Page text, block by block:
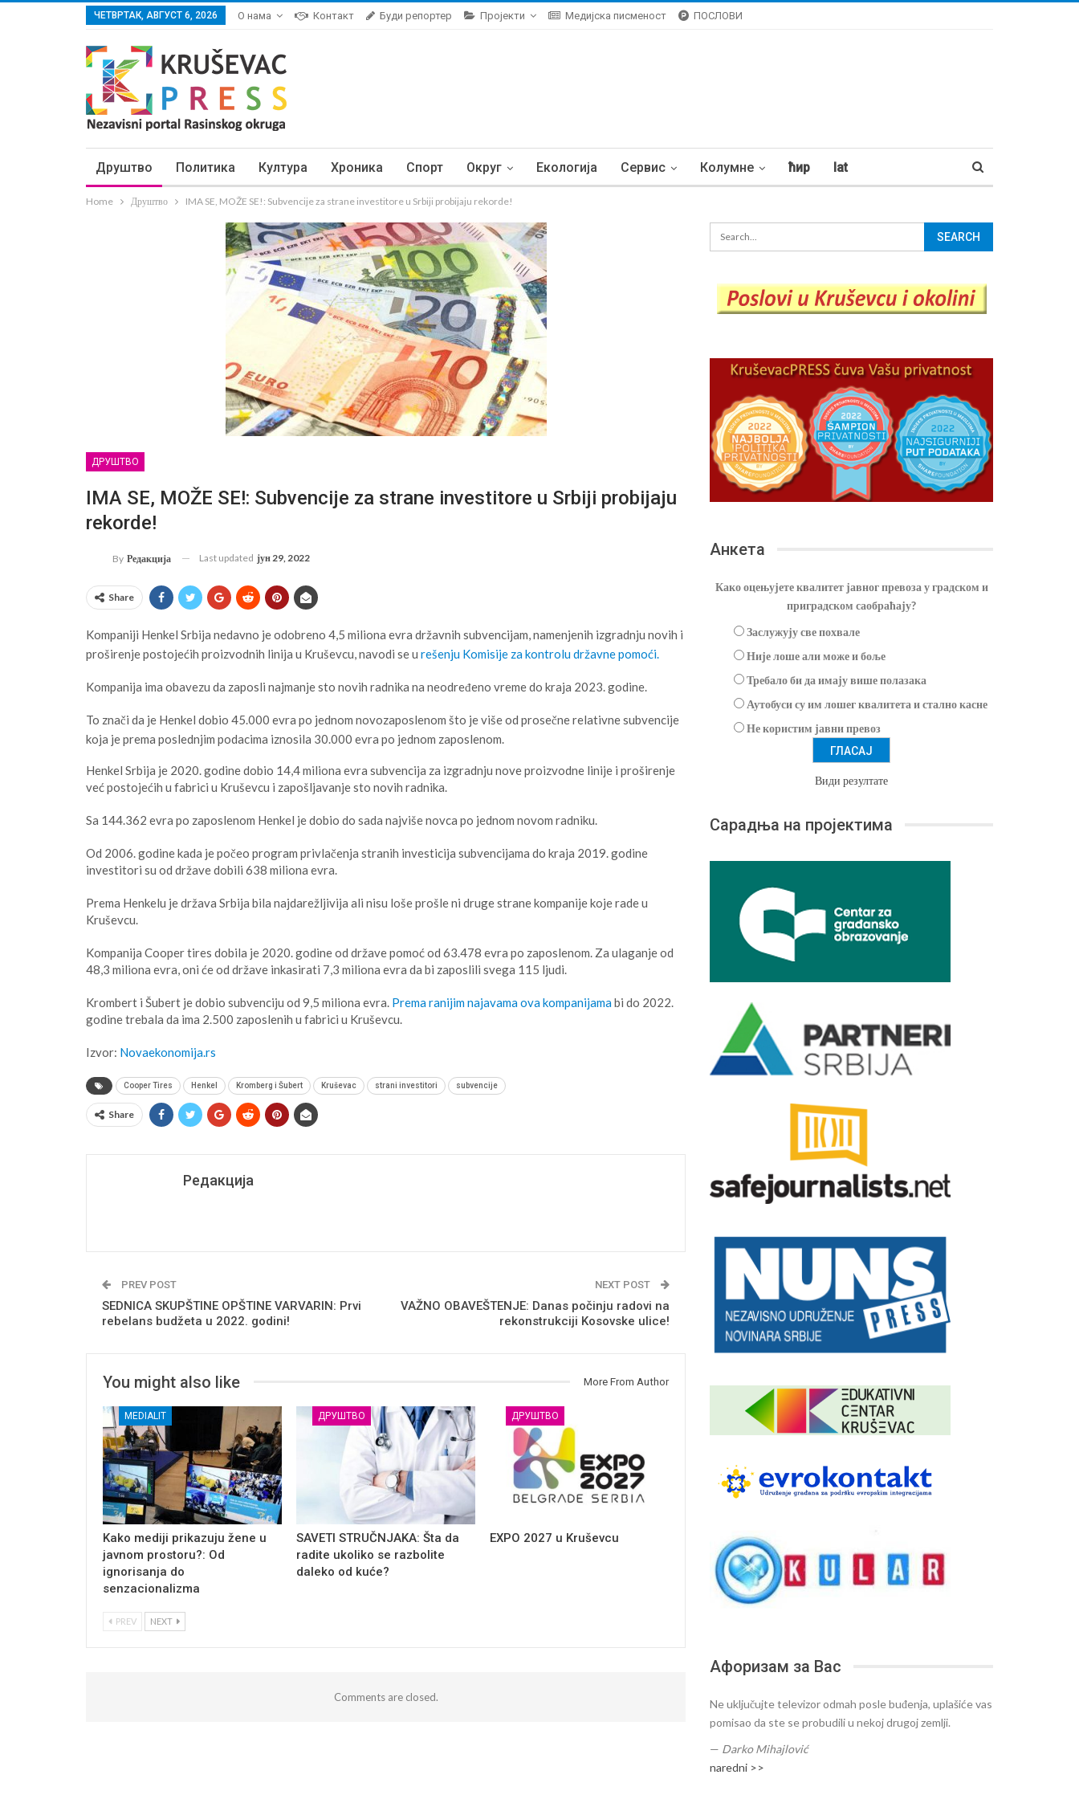
ЧЕТВРТАК, АВГУСТ 6, 2026 О нама Контакт Буди репортер Пројекти Медијска писменост ПОСЛОВИ
Друштво Политика Култура Хроника Спорт Округ Екологија Сервис Колумне ћир lat
Home Друштво IMA SE, MOŽE SE!: Subvencije za strane investitore u Srbiji probijaju rekorde!
ДРУШТВО
IMA SE, MOŽE SE!: Subvencije za strane investitore u Srbiji probijaju
rekorde!
By Редакција Last updated јун 29, 2022
Share
Kompaniji Henkel Srbija nedavno je odobreno 4,5 miliona evra državnih subvencijam, namenjenih izgradnju novih i
proširenje postojećih proizvodnih linija u Kruševcu, navodi se u rešenju Komisije za kontrolu državne pomoći.
Kompanija ima obavezu da zaposli najmanje sto novih radnika na neodređeno vreme do kraja 2023. godine.
To znači da je Henkel dobio 45.000 evra po jednom novozaposlenom što je više od prosečne relativne subvencije
koja je prema poslednjim podacima iznosila 30.000 evra po jednom zaposlenom.
Henkel Srbija je 2020. godine dobio 14,4 miliona evra subvencija za izgradnju nove proizvodne linije i proširenje
već postojećih u fabrici u Kruševcu i zapošljavanje sto novih radnika.
Sa 144.362 evra po zaposlenom Henkel je dobio do sada najviše novca po jednom novom radniku.
Od 2006. godine kada je počeo program privlačenja stranih investicija subvencijama do kraja 2019. godine
investitori su od države dobili 638 miliona evra.
Prema Henkelu je država Srbija bila najdarežljivija ali nisu loše prošle ni druge strane kompanije koje rade u
Kruševcu.
Kompanija Cooper tires dobila je 2020. godine od države pomoć od 63.478 evra po zaposlenom. Za ulaganje od
48,3 miliona evra, oni će od države inkasirati 7,3 miliona evra da bi zaposlili svega 115 ljudi.
Krombert i Šubert je dobio subvenciju od 9,5 miliona evra. Prema ranijim najavama ova kompanijamabi do 2022.
godine trebala da ima 2.500 zaposlenih u fabrici u Kruševcu.
Izvor: Novaekonomija.rs
Cooper Tires Henkel Kromberg i Šubert Kruševac strani investitori subvencije
Share
Редакција
PREV POST
SEDNICA SKUPŠTINE OPŠTINE VARVARIN: Prvi
rebelans budžeta u 2022. godini!
NEXT POST
VAŽNO OBAVEŠTENJE: Danas počinju radovi na
rekonstrukciji Kosovske ulice!
You might also like More From Author
MEDIALIT
Kako mediji prikazuju žene u
javnom prostoru?: Od
ignorisanja do
senzacionalizma
ДРУШТВО
SAVETI STRUČNJAKA: Šta da
radite ukoliko se razbolite
daleko od kuće?
ДРУШТВО
EXPO 2027 u Kruševcu
PREV NEXT
Comments are closed.
Анкета
Како оцењујете квалитет јавног превоза у градском и
приградском саобраћају?
Заслужују све похвале
Није лоше али може и боље
Требало би да имају више полазака
Аутобуси су им лошег квалитета и стално касне
Не користим јавни превоз
Види резултате
Сарадња на пројектима
Афоризам за Вас
Ne uključujte televizor odmah posle buđenja, uplašiće vas
pomisao da ste se probudili u nekoj drugoj zemlji.
— Darko Mihajlović
naredni >>